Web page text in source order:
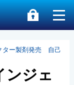
ター製剤発売 自己
ンジェ